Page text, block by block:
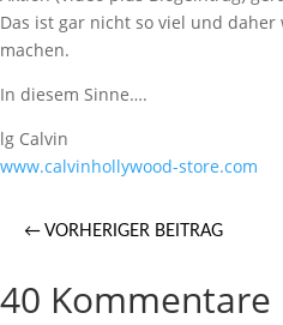
Das ist gar nicht so viel und
machen.
In diesem Sinne….
lg Calvin
www.calvinhollywood-store.com
← VORHERIGER BEITRAG
40 Kommentare